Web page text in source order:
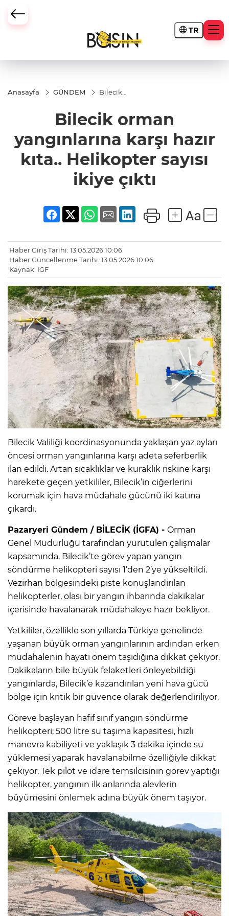
TR
Anasayfa GÜNDEM
Bilecik
karşı hazır
kıta..
Helikopter
sayısı ikiye
Bilecik orman
yangınlarına karşı hazır
kıta.. Helikopter sayısı
ikiye çıktı
Haber Giriş Tarihi: 13.05.2026 10:06
Haber Güncellenme Tarihi: 13.05.2026 10:06
Kaynak: IGF
Bilecik Valiliği koordinasyonunda yaklaşan yaz ayları
öncesi orman yangınlarına karşı adeta seferberlik
ilan edildi. Artan sıcaklıklar ve kuraklık riskine karşı
harekete geçen yetkililer, Bilecik’in ciğerlerini
korumak için hava müdahale gücünü iki katına
çıkardı.
Pazaryeri Gündem / BİLECİK (İGFA) - Orman
Genel Müdürlüğü tarafından yürütülen çalışmalar
kapsamında, Bilecik’te görev yapan yangın
söndürme helikopteri sayısı 1’den 2’ye yükseltildi.
Vezirhan bölgesindeki piste konuşlandırılan
helikopterler, olası bir yangın ihbarında dakikalar
içerisinde havalanarak müdahaleye hazır bekliyor.
Yetkililer, özellikle son yıllarda Türkiye genelinde
yaşanan büyük orman yangınlarının ardından erken
müdahalenin hayati önem taşıdığına dikkat çekiyor.
Dakikaların bile büyük felaketleri önleyebildiği
yangınlarda, Bilecik’e kazandırılan yeni hava gücü
bölge için kritik bir güvence olarak değerlendiriliyor.
Göreve başlayan hafif sınıf yangın söndürme
helikopteri; 500 litre su taşıma kapasitesi, hızlı
manevra kabiliyeti ve yaklaşık 3 dakika içinde su
yüklemesi yaparak havalanabilme özelliğiyle dikkat
çekiyor. Tek pilot ve idare temsilcisinin görev yaptığı
helikopter, yangının ilk anlarında alevlerin
büyümesini önlemek adına büyük önem taşıyor.